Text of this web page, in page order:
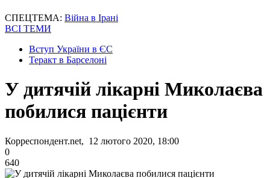
СПЕЦТЕМА: Війна в Ірані
ВСІ ТЕМИ
Вступ України в ЄС
Теракт в Барселоні
У дитячій лікарні Миколаєва
побилися пацієнти
Корреспондент.net, 12 лютого 2020, 18:00
0
640